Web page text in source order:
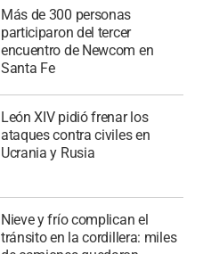
Más de 300 personas
participaron del tercer
encuentro de Newcom en
Santa Fe
León XIV pidió frenar los
ataques contra civiles en
Ucrania y Rusia
Nieve y frío complican el
tránsito en la cordillera: miles